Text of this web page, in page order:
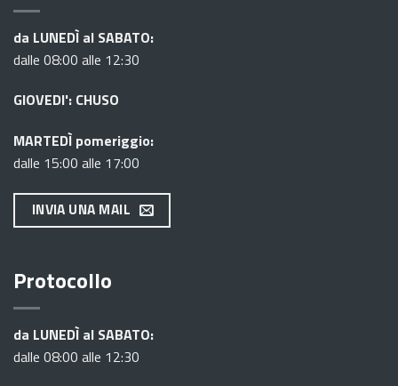
da LUNEDÌ al SABATO:
dalle 08:00 alle 12:30
GIOVEDI': CHUSO
MARTEDÌ pomeriggio:
dalle 15:00 alle 17:00
INVIA UNA MAIL
Protocollo
da LUNEDÌ al SABATO:
dalle 08:00 alle 12:30